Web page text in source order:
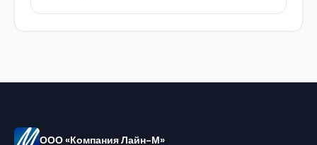
ООО «Компания Лайн-М»